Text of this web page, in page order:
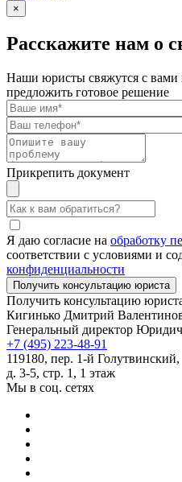
×
Расскажите нам о
Наши юристы свяжутся с
предложить готовое решение
Прикрепить документ
Я даю согласие на обработку
соответствии с условиями и
конфиденциальности
Получить консультацию
Кигинько Дмитрий
Генеральный директор
+7 (495) 223-48-91
119180, пер. 1-й Голутвинский,
д. 3-5, стр. 1, 1 этаж
Мы в соц. сетях